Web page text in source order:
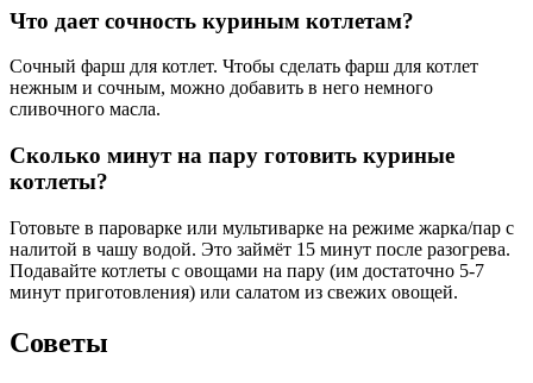
Что дает сочность куриным котлетам?
Сочный фарш для котлет. Чтобы сделать фарш для котлет
нежным и сочным, можно добавить в него немного
сливочного масла.
Сколько минут на пару готовить куриные
котлеты?
Готовьте в пароварке или мультиварке на режиме жарка/пар с
налитой в чашу водой. Это займёт 15 минут после разогрева.
Подавайте котлеты с овощами на пару (им достаточно 5-7
минут приготовления) или салатом из свежих овощей.
Советы